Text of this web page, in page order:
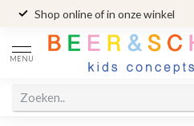
Shop online of in onze winkel
MENU